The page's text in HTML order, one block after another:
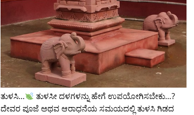
ತುಳಸಿ…
ತುಳಸೀ ದಳಗಳನ್ನು ಹೇಗೆ ಉಪಯೋಗಿಸಬೇಕು…?
ದೇವರ ಪೂಜೆ ಅಥವ ಆರಾಧನೆಯ ಸಮಯದಲ್ಲಿ ತುಳಸಿ ಗಿಡದ